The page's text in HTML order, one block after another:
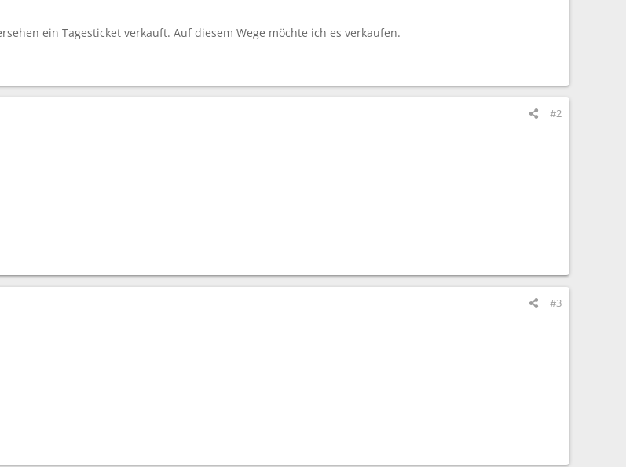
ein Tagesticket verkauft. Auf diesem Wege möchte ich es verkaufen.
#2
#3